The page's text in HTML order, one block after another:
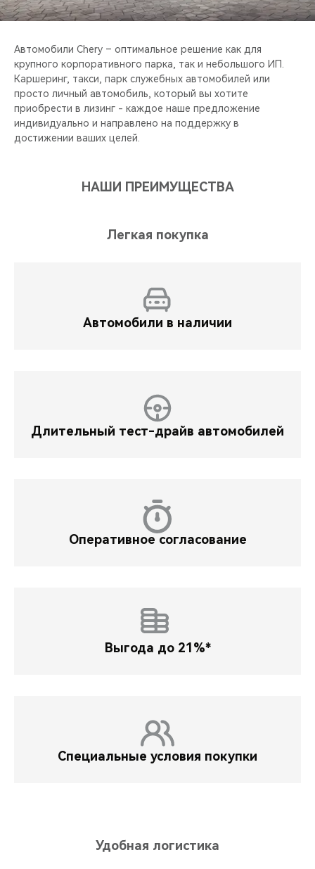
НАШИ МЕРОПРИЯТИЯ
ВИДЕООБЗОРЫ
CHERY ДЛЯ ДЕТЕЙ
Автомобили Chery – оптимальное решение как для
крупного корпоративного парка, так и небольшого ИП.
Каршеринг, такси, парк служебных автомобилей или
просто личный автомобиль, который вы хотите
приобрести в лизинг - каждое наше предложение
индивидуально и направлено на поддержку в
достижении ваших целей.
НАШИ ПРЕИМУЩЕСТВА
Легкая покупка
Автомобили в наличии
Длительный тест-драйв автомобилей
Оперативное согласование
Выгода до 21%*
Специальные условия покупки
Удобная логистика